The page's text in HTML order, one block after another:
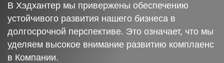
В Хэдхантер мы привержены обеспечению
устойчивого развития нашего бизнеса в
долгосрочной перспективе. Это означает, что мы
уделяем высокое внимание развитию комплаенс
в Компании.